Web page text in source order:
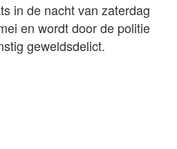
in de nacht van zaterdag
en wordt door de politie
geweldsdelict.